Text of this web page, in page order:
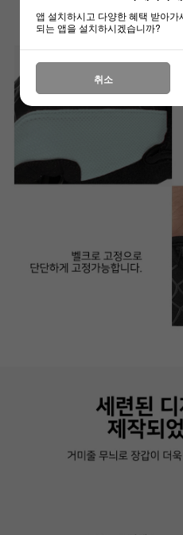
앱 설치하시고 다양한 혜택 받아
되는 앱을 설치하시겠습니까?
취소